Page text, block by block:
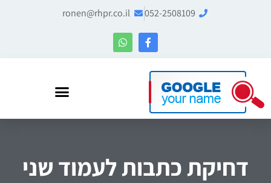
052-2508109
ronen@rhpr.co.il
דחיקת כתבות לעמוד שני